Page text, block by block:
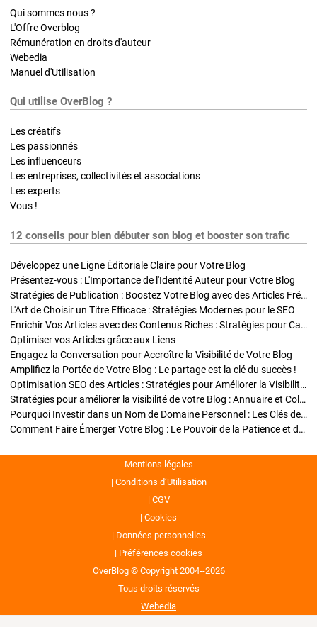
Qui sommes nous ?
L'Offre Overblog
Rémunération en droits d'auteur
Webedia
Manuel d'Utilisation
Qui utilise OverBlog ?
Les créatifs
Les passionnés
Les influenceurs
Les entreprises, collectivités et associations
Les experts
Vous !
12 conseils pour bien débuter son blog et booster son trafic
Développez une Ligne Éditoriale Claire pour Votre Blog
Présentez-vous : L'Importance de l'Identité Auteur pour Votre Blog
Stratégies de Publication : Boostez Votre Blog avec des Articles Fréquents et Exclusifs
L'Art de Choisir un Titre Efficace : Stratégies Modernes pour le SEO
Enrichir Vos Articles avec des Contenus Riches : Stratégies pour Captiver et Optimiser
Optimiser vos Articles grâce aux Liens
Engagez la Conversation pour Accroître la Visibilité de Votre Blog
Amplifiez la Portée de Votre Blog : Le partage est la clé du succès !
Optimisation SEO des Articles : Stratégies pour Améliorer la Visibilité de Votre Blog
Stratégies pour améliorer la visibilité de votre Blog : Annuaire et Collaborations
Pourquoi Investir dans un Nom de Domaine Personnel : Les Clés de la Réussite de Votre Blog
Comment Faire Émerger Votre Blog : Le Pouvoir de la Patience et de la Persévérance
Mentions légales
Conditions d’Utilisation
CGV
Cookies
Données personnelles
Préférences cookies
OverBlog © Copyright 2004--2026
Tous droits réservés
Webedia